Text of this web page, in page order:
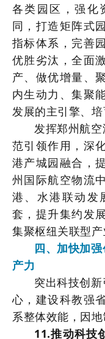
各类园区，强化
同，打造矩阵式
指标体系，完善
优胜劣汰，全面
产、做优增量、
内生动力、集聚
发展的主引擎、培
发挥郑州航
范引领作用，深
港产城园融合，
州国际航空物流
港、水港联动发
套，提升集约发
集聚枢纽关联型产
四、加快加
产力
突出科技创
心，建设科教强
系整体效能，因地
11.推动科技